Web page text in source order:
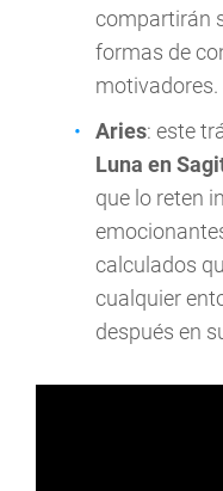
compartirán
formas de
motivadores.
Aries: este
Luna en
que lo reten
calculados
cualquier
después en